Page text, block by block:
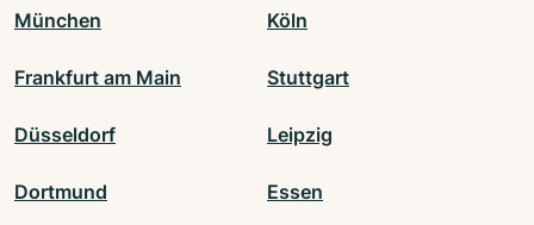
München Köln
Frankfurt am Main Stuttgart
Düsseldorf Leipzig
Dortmund Essen